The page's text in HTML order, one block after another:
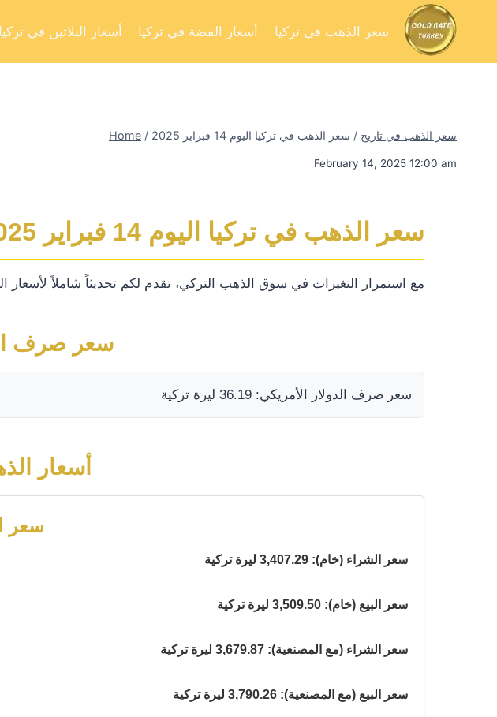
أسعار البلاتين في تركيا أسعار الفضة في تركيا سعر الذهب في تركيا
Home / سعر الذهب في تاريخ / سعر الذهب في تركيا اليوم 14 فبراير 2025
February 14, 2025 12:00 am
سعر الذهب في تركيا اليوم 14 فبراير 2025
مع استمرار التغيرات في سوق الذهب التركي، نقدم لكم تحديثاً شاملاً لأسعار
سعر صرف
سعر صرف الدولار الأمريكي: 36.19 ليرة تركية
أسعار
سعر
سعر الشراء (خام): 3,407.29 ليرة تركية
سعر البيع (خام): 3,509.50 ليرة تركية
سعر الشراء (مع المصنعية): 3,679.87 ليرة تركية
سعر البيع (مع المصنعية): 3,790.26 ليرة تركية